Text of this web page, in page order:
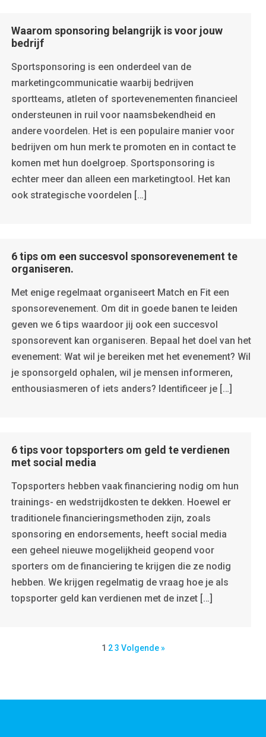
Waarom sponsoring belangrijk is voor jouw
bedrijf
Sportsponsoring is een onderdeel van de
marketingcommunicatie waarbij bedrijven
sportteams, atleten of sportevenementen financieel
ondersteunen in ruil voor naamsbekendheid en
andere voordelen. Het is een populaire manier voor
bedrijven om hun merk te promoten en in contact te
komen met hun doelgroep. Sportsponsoring is
echter meer dan alleen een marketingtool. Het kan
ook strategische voordelen […]
6 tips om een succesvol sponsorevenement te
organiseren.
Met enige regelmaat organiseert Match en Fit een
sponsorevenement. Om dit in goede banen te leiden
geven we 6 tips waardoor jij ook een succesvol
sponsorevent kan organiseren. Bepaal het doel van het
evenement: Wat wil je bereiken met het evenement? Wil
je sponsorgeld ophalen, wil je mensen informeren,
enthousiasmeren of iets anders? Identificeer je […]
6 tips voor topsporters om geld te verdienen
met social media
Topsporters hebben vaak financiering nodig om hun
trainings- en wedstrijdkosten te dekken. Hoewel er
traditionele financieringsmethoden zijn, zoals
sponsoring en endorsements, heeft social media
een geheel nieuwe mogelijkheid geopend voor
sporters om de financiering te krijgen die ze nodig
hebben. We krijgen regelmatig de vraag hoe je als
topsporter geld kan verdienen met de inzet […]
1 2 3 Volgende »